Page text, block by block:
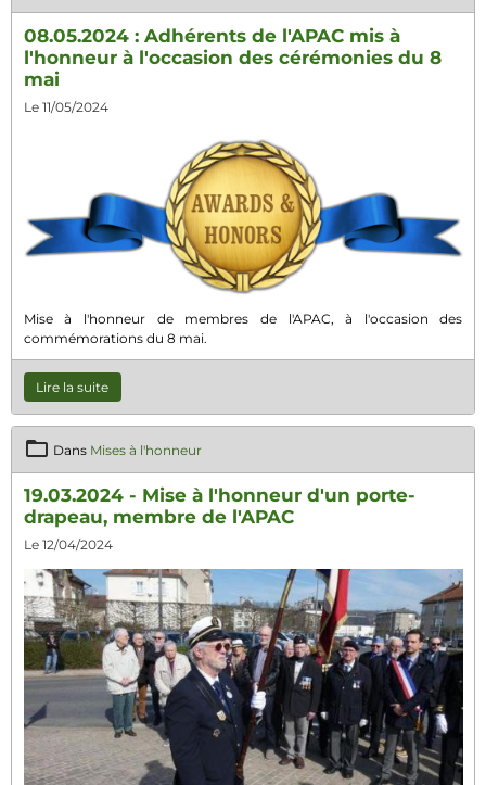
08.05.2024 : Adhérents de l'APAC mis à
l'honneur à l'occasion des cérémonies du 8
mai
Le 11/05/2024
Mise à l'honneur de membres de l'APAC, à l'occasion des
commémorations du 8 mai.
Lire la suite
Dans Mises à l'honneur
19.03.2024 - Mise à l'honneur d'un porte-
drapeau, membre de l'APAC
Le 12/04/2024